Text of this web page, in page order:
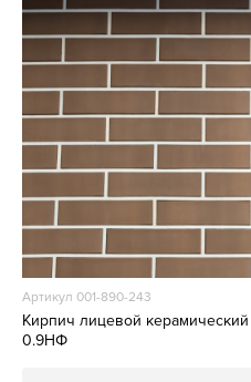
Артикул 001-890-243
Кирпич лицевой
0.9НФ